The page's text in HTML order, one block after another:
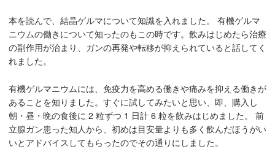
本を読んで、結晶ゲルマについて知識を入れました。 有機ゲルマ
ニウムの働きについて知ったのもこの時です。飲みはじめたら治療
の副作用が治まり、ガンの再発や転移が抑えられていると話してく
れました。
有機ゲルマニウムには、免疫力を高める働きや痛みを抑える働きが
あることを知りました。すぐに試してみたいと思い、即、購入し
朝・昼・晩の食後に 2 粒ずつ 1 日計 6 粒を飲みはじめました。 前
立腺ガン患った知人から、初めは目安量よりも多く飲んだほうがい
いとアドバイスしてもらったのでその通りにしました。